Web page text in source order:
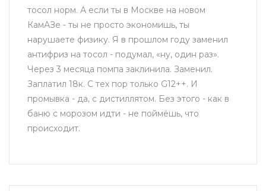
тосол норм. А если ты в Москве на новом
КамАЗе - ты не просто экономишь, ты
нарушаете физику. Я в прошлом году заменил
антифриз на тосол - подумал, «ну, один раз».
Через 3 месяца помпа заклинила. Заменил.
Заплатил 18к. С тех пор только G12++. И
промывка - да, с дистиллятом. Без этого - как в
баню с морозом идти - не поймёшь, что
происходит.